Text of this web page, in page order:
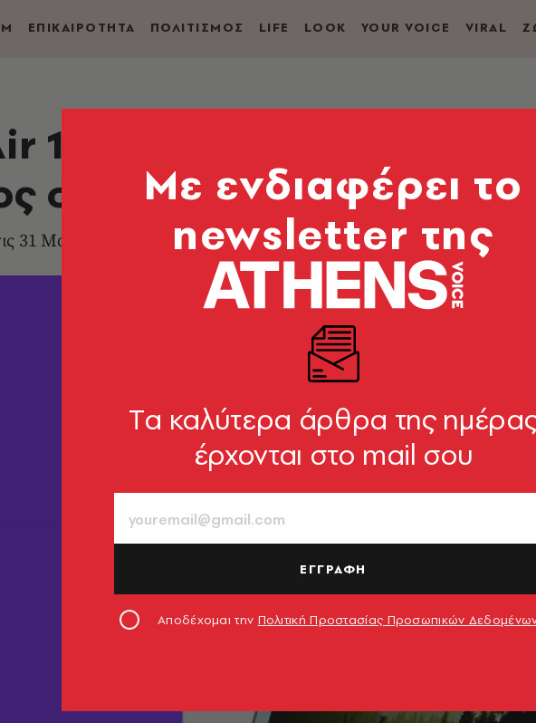
ΕΠΙΚΑΙΡΟΤΗΤΑ ΠΟΛΙΤΙΣΜΟΣ LIFE LOOK YOUR VOICE VIRAL
13’’ της Apple στην
σε προνομιακή τιμή
31 Μαρτίου
Mε ενδιαφέρει το
newsletter της
Tα καλύτερα άρθρα της
έρχονται στο mail σου
ΕΓΓΡΑΦΗ
Αποδέχομαι την Πολιτική Προστασίας Προσωπικών